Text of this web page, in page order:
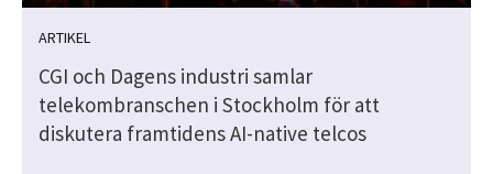
ARTIKEL
CGI och Dagens industri samlar
telekombranschen i Stockholm för att
diskutera framtidens AI-native telcos